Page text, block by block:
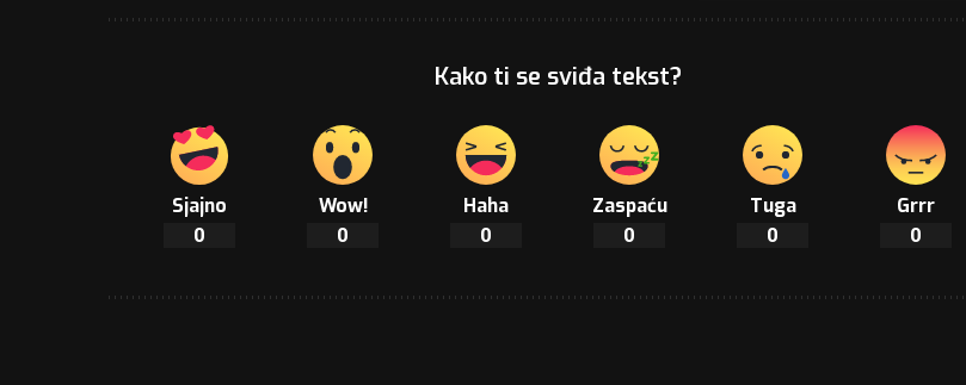
Kako ti se sviđa tekst?
Sjajno
0
Wow!
0
Haha
0
Zaspaću
0
Tuga
0
Grrr
0